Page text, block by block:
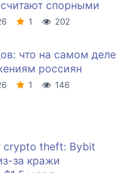
спорными
1
202
что на самом деле
россиян
1
146
crypto theft: Bybit
за кражи